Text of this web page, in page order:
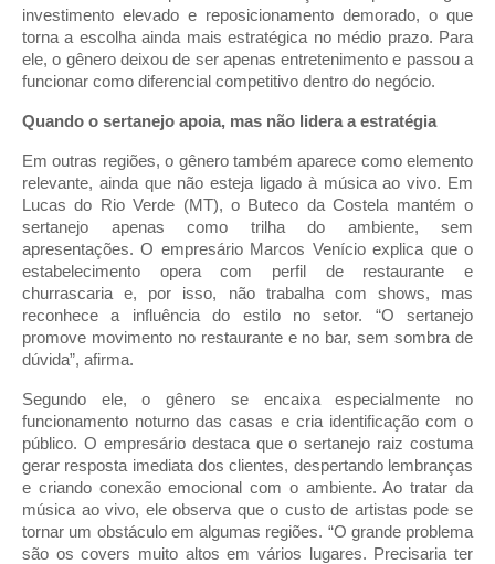
investimento elevado e reposicionamento demorado, o que
torna a escolha ainda mais estratégica no médio prazo. Para
ele, o gênero deixou de ser apenas entretenimento e passou a
funcionar como diferencial competitivo dentro do negócio.
Quando o sertanejo apoia, mas não lidera a estratégia
Em outras regiões, o gênero também aparece como elemento
relevante, ainda que não esteja ligado à música ao vivo. Em
Lucas do Rio Verde (MT), o Buteco da Costela mantém o
sertanejo apenas como trilha do ambiente, sem
apresentações. O empresário Marcos Venício explica que o
estabelecimento opera com perfil de restaurante e
churrascaria e, por isso, não trabalha com shows, mas
reconhece a influência do estilo no setor. “O sertanejo
promove movimento no restaurante e no bar, sem sombra de
dúvida”, afirma.
Segundo ele, o gênero se encaixa especialmente no
funcionamento noturno das casas e cria identificação com o
público. O empresário destaca que o sertanejo raiz costuma
gerar resposta imediata dos clientes, despertando lembranças
e criando conexão emocional com o ambiente. Ao tratar da
música ao vivo, ele observa que o custo de artistas pode se
tornar um obstáculo em algumas regiões. “O grande problema
são os covers muito altos em vários lugares. Precisaria ter